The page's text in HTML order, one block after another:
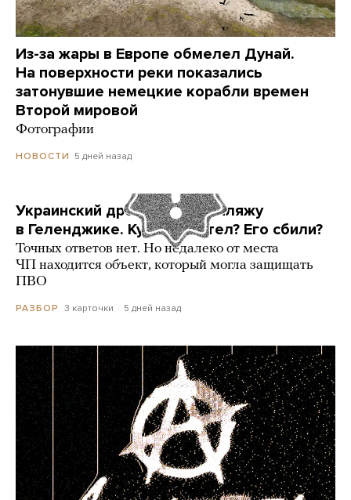
Из-за жары в Европе обмелел Дунай.
На поверхности реки показались
затонувшие немецкие корабли времен
Второй мировой
Фотографии
НОВОСТИ 5 дней назад
Украинский дрон попал по пляжу
в Геленджике. Куда он летел? Его сбили?
Точных ответов нет. Но недалеко от места
ЧП находится объект, который могла защищать
ПВО
РАЗБОР 3 карточки 5 дней назад